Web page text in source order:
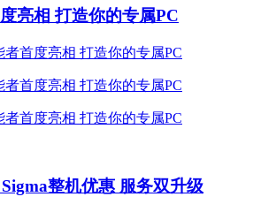
亮相 打造你的专属PC
整机优惠 服务双升级